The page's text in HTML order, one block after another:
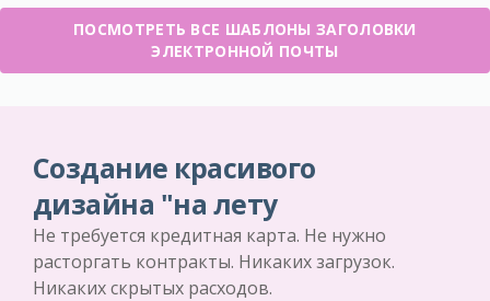
ПОСМОТРЕТЬ ВСЕ ШАБЛОНЫ ЗАГОЛОВКИ
ЭЛЕКТРОННОЙ ПОЧТЫ
Создание красивого
дизайна "на лету
Не требуется кредитная карта. Не нужно
расторгать контракты. Никаких загрузок.
Никаких скрытых расходов.